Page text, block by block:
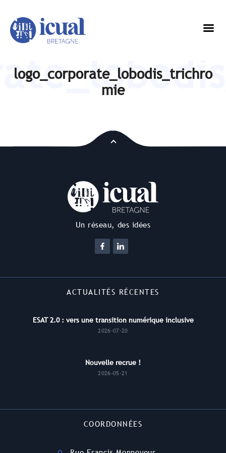
logo_corporate_lobodis_trichro
mie
Un réseau, des idées
ACTUALITÉS RÉCENTES
ESAT 2.0 : vers une transition numérique inclusive
2026-07-20
Nouvelle recrue !
2026-05-21
COORDONNÉES